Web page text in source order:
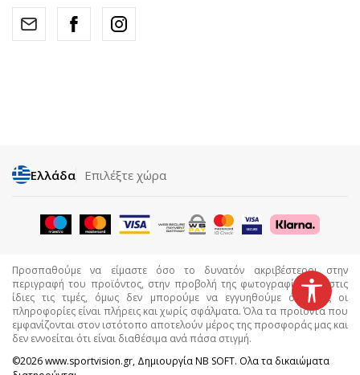
Ελλάδα Επιλέξτε χώρα
Προσπαθούμε να είμαστε όσο το δυνατόν ακριβέστεροι στην
περιγραφή του προϊόντος, στην προβολή της φωτογραφίας και στις
ίδιες τις τιμές, όμως δεν μπορούμε να εγγυηθούμε ότι όλες οι
πληροφορίες είναι πλήρεις και χωρίς σφάλματα. Όλα τα προϊόντα που
εμφανίζονται στον ιστότοπο αποτελούν μέρος της προσφοράς μας και
δεν εννοείται ότι είναι διαθέσιμα ανά πάσα στιγμή.
©2026www.sportvision.gr, ΔημιουργίαNB SOFT. Ολα τα δικαιώματα